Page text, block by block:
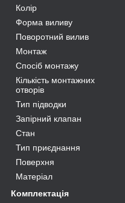
Колір
Форма виливу
Поворотний вилив
Монтаж
Спосіб монтажу
Кількість монтажних
отворів
Тип підводки
Запірний клапан
Стан
Тип приєднання
Поверхня
Матеріал
Комплектація